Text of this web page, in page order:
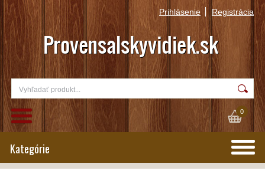
Prihlásenie Registrácia
0
Kategórie